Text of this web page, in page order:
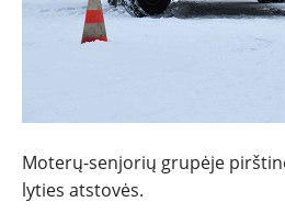
Moterų-senjorių grupėje
lyties atstovės.